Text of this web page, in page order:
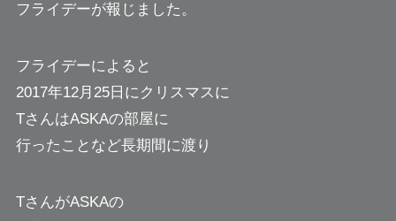
フライデーが報じました。
フライデーによると
2017年12月25日にクリスマスに
TさんはASKAの部屋に
行ったことなど長期間に渡り
TさんがASKAの